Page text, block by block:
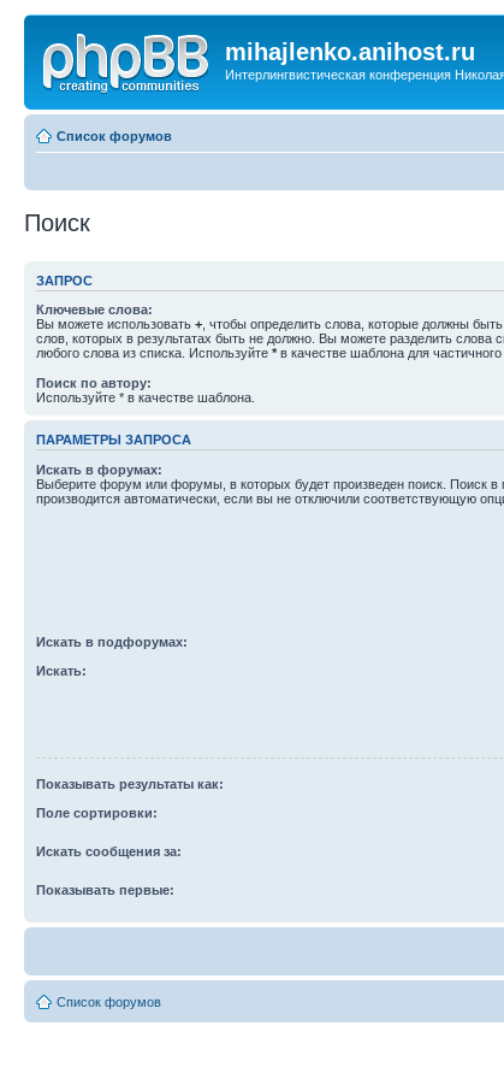
mihajlenko.anihost.ru
Интерлингвистическая конференция
Список форумов
Поиск
ЗАПРОС
Ключевые слова:
Вы можете использовать + , чтобы определить слова, которые должны
слов, которых в результатах быть не должно. Вы можете разделить слова
любого слова из списка. Используйте * в качестве шаблона для частичного
Поиск по автору:
Используйте * в качестве шаблона.
ПАРАМЕТРЫ ЗАПРОСА
Искать в форумах:
Выберите форум или форумы, в которых будет произведен поиск. Поиск в
производится автоматически, если вы не отключили соответствующую
Искать в подфорумах:
Искать:
Показывать результаты как:
Поле сортировки:
Искать сообщения за:
Показывать первые:
Список форумов